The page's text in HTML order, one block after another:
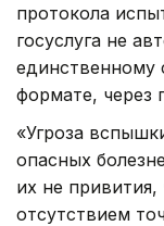
протокола
госуслуга не
единственному
формате, через
«Угроза
опасных
их не
отсутствием